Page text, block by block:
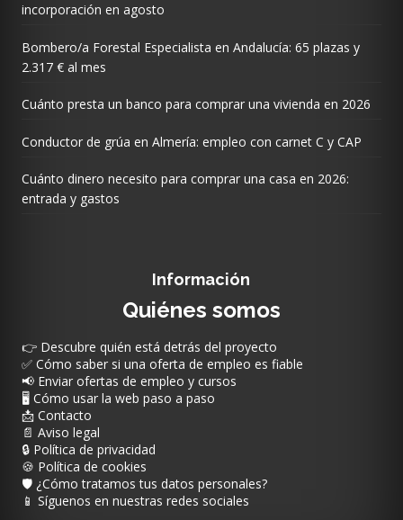
incorporación en agosto
Bombero/a Forestal Especialista en Andalucía: 65 plazas y
2.317 € al mes
Cuánto presta un banco para comprar una vivienda en 2026
Conductor de grúa en Almería: empleo con carnet C y CAP
Cuánto dinero necesito para comprar una casa en 2026:
entrada y gastos
Información
Quiénes somos
👉 Descubre quién está detrás del proyecto
✅ Cómo saber si una oferta de empleo es fiable
📢 Enviar ofertas de empleo y cursos
🖥️ Cómo usar la web paso a paso
📩 Contacto
📄 Aviso legal
🔒 Política de privacidad
🍪 Política de cookies
🛡️ ¿Cómo tratamos tus datos personales?
📱 Síguenos en nuestras redes sociales